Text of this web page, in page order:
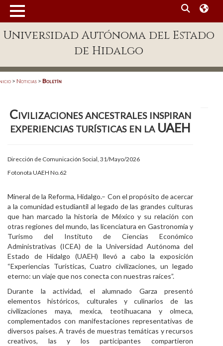
Enlaces
Patronato
Publicaciones en línea
Acreditación Internacional
Alumnado
Aspirantes
Personal
Alumni
Visitantes
Universidad Autónoma del Estado
de Hidalgo
> Noticias > Boletín
Civilizaciones ancestrales inspiran
experiencias turísticas en la UAEH
Dirección de Comunicación Social, 31/Mayo/2026
Fotonota UAEH No.62
Mineral de la Reforma, Hidalgo.– Con el propósito de acercar
a la comunidad estudiantil al legado de las grandes culturas
que han marcado la historia de México y su relación con
otras regiones del mundo, las licenciatura en Gastronomía y
Turismo del Instituto de Ciencias Económico
Administrativas (ICEA) de la Universidad Autónoma del
Estado de Hidalgo (UAEH) llevó a cabo la exposición
“Experiencias Turísticas, Cuatro civilizaciones, un legado
eterno: un viaje que nos conecta con nuestras raíces”.
Durante la actividad, el alumnado Garza presentó
elementos históricos, culturales y culinarios de las
civilizaciones maya, mexica, teotihuacana y olmeca,
complementados con manifestaciones representativas de
diversos países. A través de muestras temáticas y recursos
creativos, las y los participantes compartieron